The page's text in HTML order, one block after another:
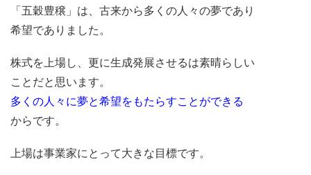
「五穀豊穣」は、古来から多くの人々の夢であり
希望でありました。
株式を上場し、更に生成発展させるは素晴らしい
ことだと思います。
多くの人々に夢と希望をもたらすことができる
からです。
上場は事業家にとって大きな目標です。